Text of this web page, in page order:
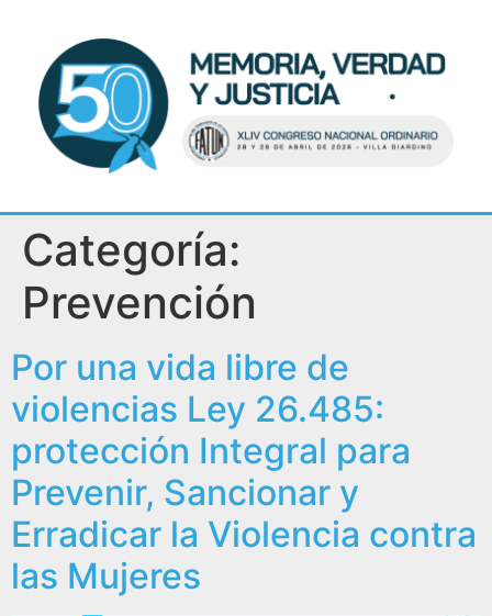
Categoría:
Prevención
Por una vida libre de
violencias Ley 26.485:
protección Integral para
Prevenir, Sancionar y
Erradicar la Violencia contra
las Mujeres